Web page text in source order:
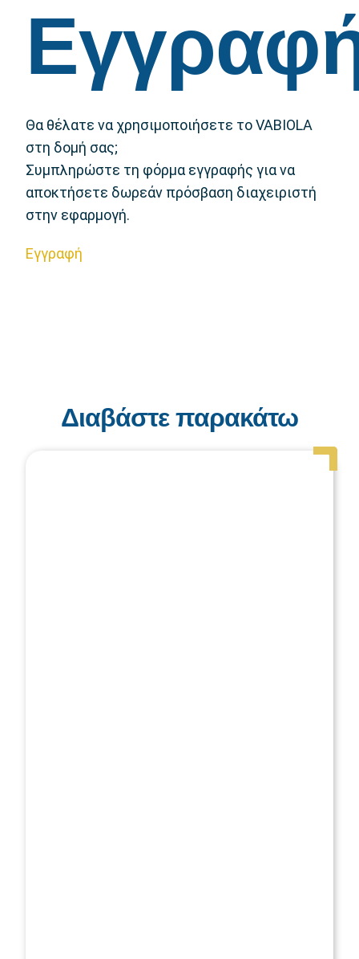
Θα θέλατε να χρησιμοποιήσετε το VABIOLA
στη δομή σας;
Συμπληρώστε τη φόρμα εγγραφής για να
αποκτήσετε δωρεάν πρόσβαση διαχειριστή
στην εφαρμογή.
Εγγραφή
Διαβάστε παρακάτω